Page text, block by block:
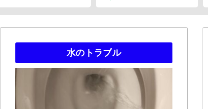
水のトラブル